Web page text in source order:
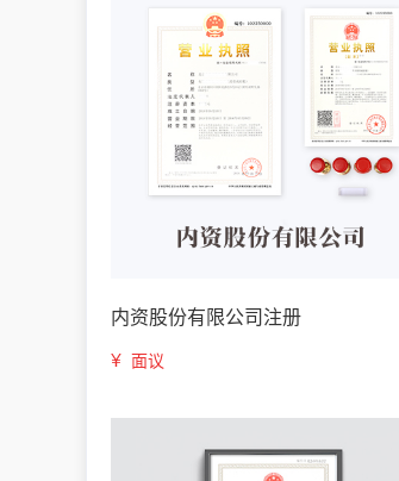
内资股份有限公司注册
¥ 面议